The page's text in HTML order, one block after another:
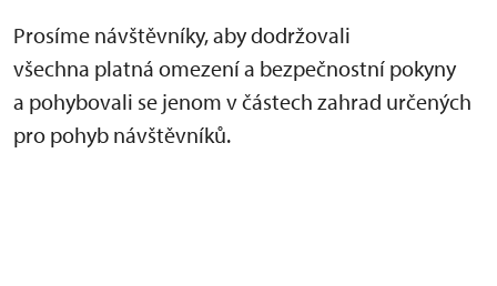
Prosíme návštěvníky, aby dodržovali
všechna platná omezení a bezpečnostní pokyny
a pohybovali se jenom v částech zahrad určených
pro pohyb návštěvníků.